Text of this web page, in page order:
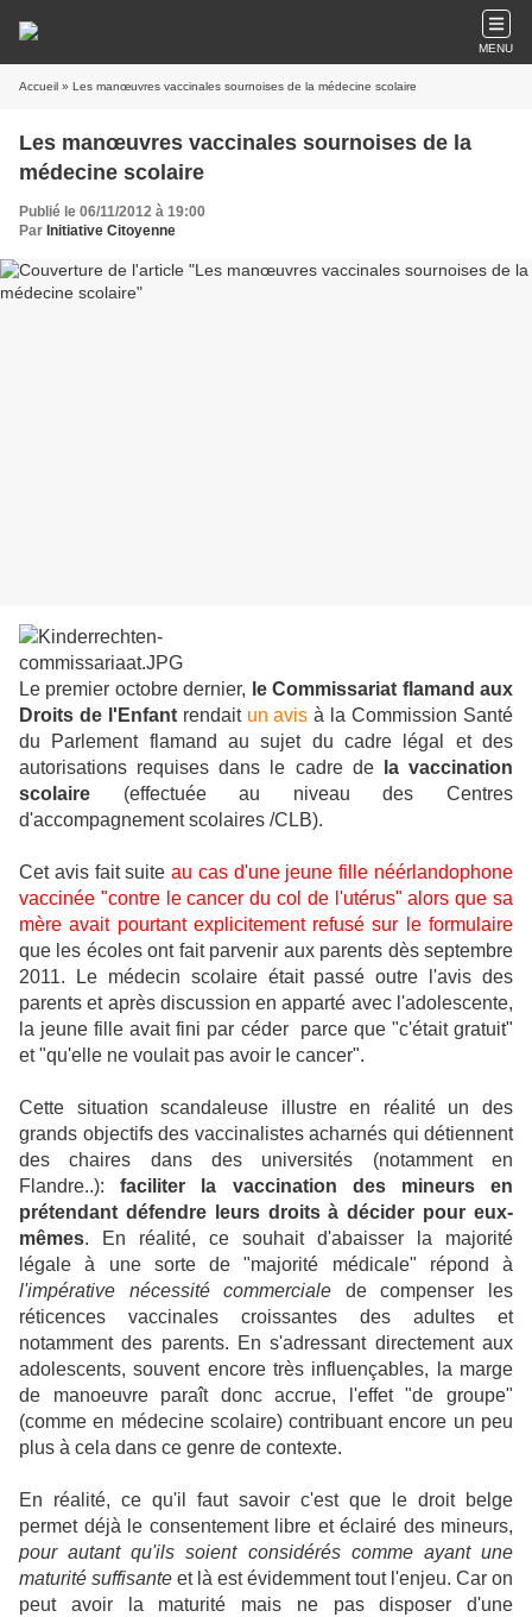
MENU
Accueil » Les manœuvres vaccinales sournoises de la médecine scolaire
Les manœuvres vaccinales sournoises de la
médecine scolaire
Publié le 06/11/2012 à 19:00
Par Initiative Citoyenne
Le premier octobre dernier, le Commissariat flamand aux
Droits de l'Enfantrendait un avis à la Commission Santé
du Parlement flamand au sujet du cadre légal et des
autorisations requises dans le cadre de
la vaccination
scolaire (effectuée au niveau des Centres
d'accompagnement scolaires /CLB).
Cet avis fait suiteau cas d'une jeune fille néérlandophone
vaccinée "contre le cancer du col de l'utérus" alors que sa
mère avait pourtant explicitement refusé sur le formulaire
que les écoles ont fait parvenir aux parents dès septembre
2011. Le médecin scolaire était passé outre l'avis des
parents et après discussion en apparté avec l'adolescente,
la jeune fille avait fini par céder parce que "c'était gratuit"
et "qu'elle ne voulait pas avoir le cancer".
Cette situation scandaleuse illustre en réalité un des
grands objectifs des vaccinalistes acharnés qui détiennent
des chaires dans des universités (notamment en
Flandre..):faciliter la vaccination des mineurs en
prétendant défendre leurs droits à décider pour eux-
mêmes. En réalité, ce souhait d'abaisser la majorité
légale à une sorte de "majorité médicale" répond à
l'impérative nécessité commerciale de compenser les
réticences vaccinales croissantes des adultes et
notamment des parents. En s'adressant directement aux
adolescents, souvent encore très influençables, la marge
de manoeuvre paraît donc accrue, l'effet "de groupe"
(comme en médecine scolaire) contribuant encore un peu
plus à cela dans ce genre de contexte.
En réalité, ce qu'il faut savoir c'est que le droit belge
permet déjà le consentement libre et éclairé des mineurs,
pour autant qu'ils soient considérés comme ayant une
maturité suffisante et là est évidemment tout l'enjeu. Car on
peut avoir la maturité mais ne pas disposer d'une